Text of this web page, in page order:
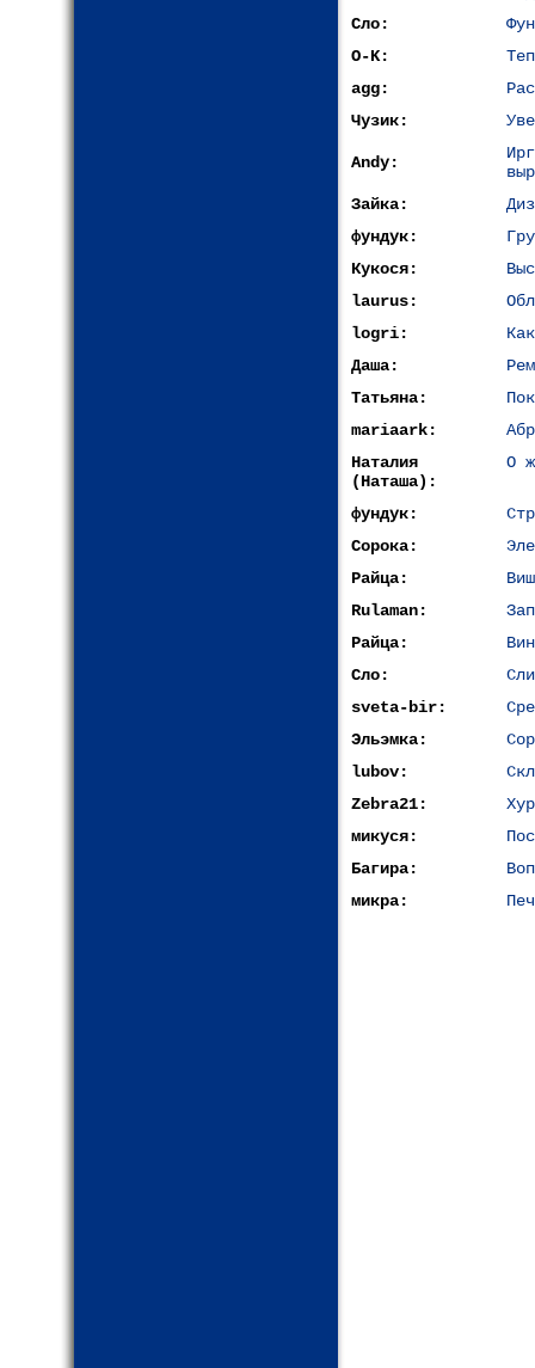
Сло:
O-K:
agg:
Чузик:
Andy:
Зайка:
фундук:
Кукося:
laurus:
logri:
Даша:
Татьяна:
mariaark:
Наталия
(Наташа):
О
фундук:
Сорока:
Райца:
Rulaman:
Райца:
Сло:
sveta-bir:
Эльэмка:
lubov:
Zebra21:
микуся:
Багира:
микра: